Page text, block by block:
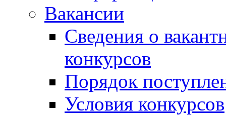
Вакансии
Сведения о
конкурсов
Порядок
Условия конкурсов